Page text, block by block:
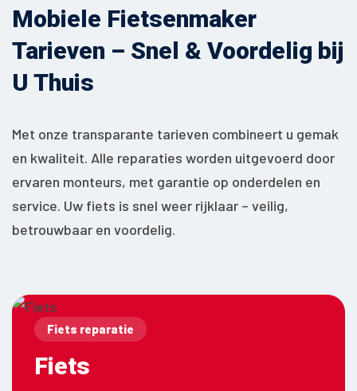
Mobiele Fietsenmaker
Tarieven – Snel & Voordelig bij
U Thuis
Met onze transparante tarieven combineert u gemak
en kwaliteit. Alle reparaties worden uitgevoerd door
ervaren monteurs, met garantie op onderdelen en
service. Uw fiets is snel weer rijklaar – veilig,
betrouwbaar en voordelig.
Fiets reparatie
Fiets